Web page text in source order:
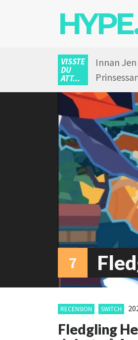
VISSTE
DU
ATT...
Innan
7
RECENSION SWITCH
Fledgling